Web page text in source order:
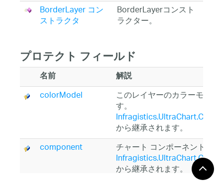
BorderLayer コン
ストラクタ
BorderLayerコンスト
ラクター。
プロテクト フィールド
名前 解説
colorModel このレイヤーのカラーモデ
す。
から継承されます。
component
チャート コンポーネントを
から継承されます。